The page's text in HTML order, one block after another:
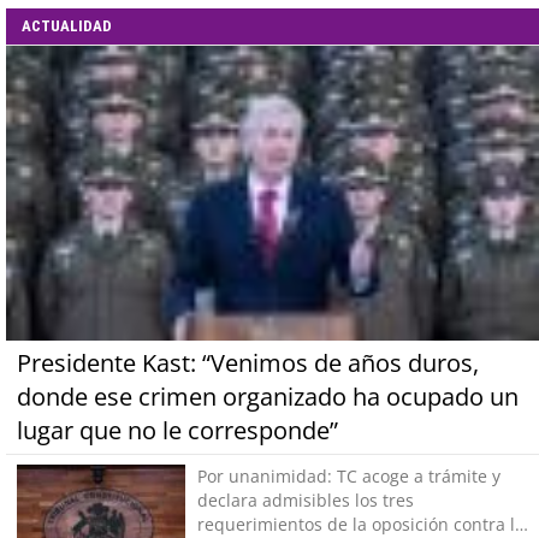
ACTUALIDAD
Presidente Kast: “Venimos de años duros,
donde ese crimen organizado ha ocupado un
lugar que no le corresponde”
Por unanimidad: TC acoge a trámite y
declara admisibles los tres
requerimientos de la oposición contra la